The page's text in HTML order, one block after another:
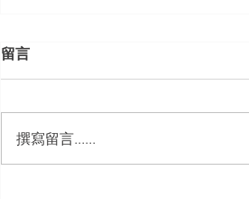
留言
撰寫留言......